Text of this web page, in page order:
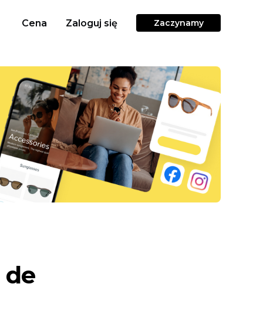
Cena Zaloguj się Zaczynamy